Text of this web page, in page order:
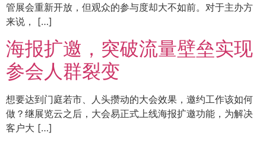
管展会重新开放，但观众的参与度却大不如前。对于主办方
来说， […]
海报扩邀，突破流量壁垒实现
参会人群裂变
想要达到门庭若市、人头攒动的大会效果，邀约工作该如何
做？继展览云之后，大会易正式上线海报扩邀功能，为解决
客户大 […]